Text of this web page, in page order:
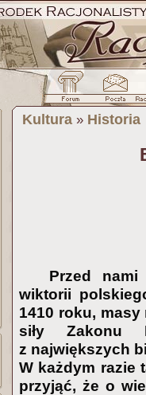
Kultura » Historia
Przed
wiktorii
1410 roku,
siły Zakonu
z największych
W każdym razie
przyjąć, że o